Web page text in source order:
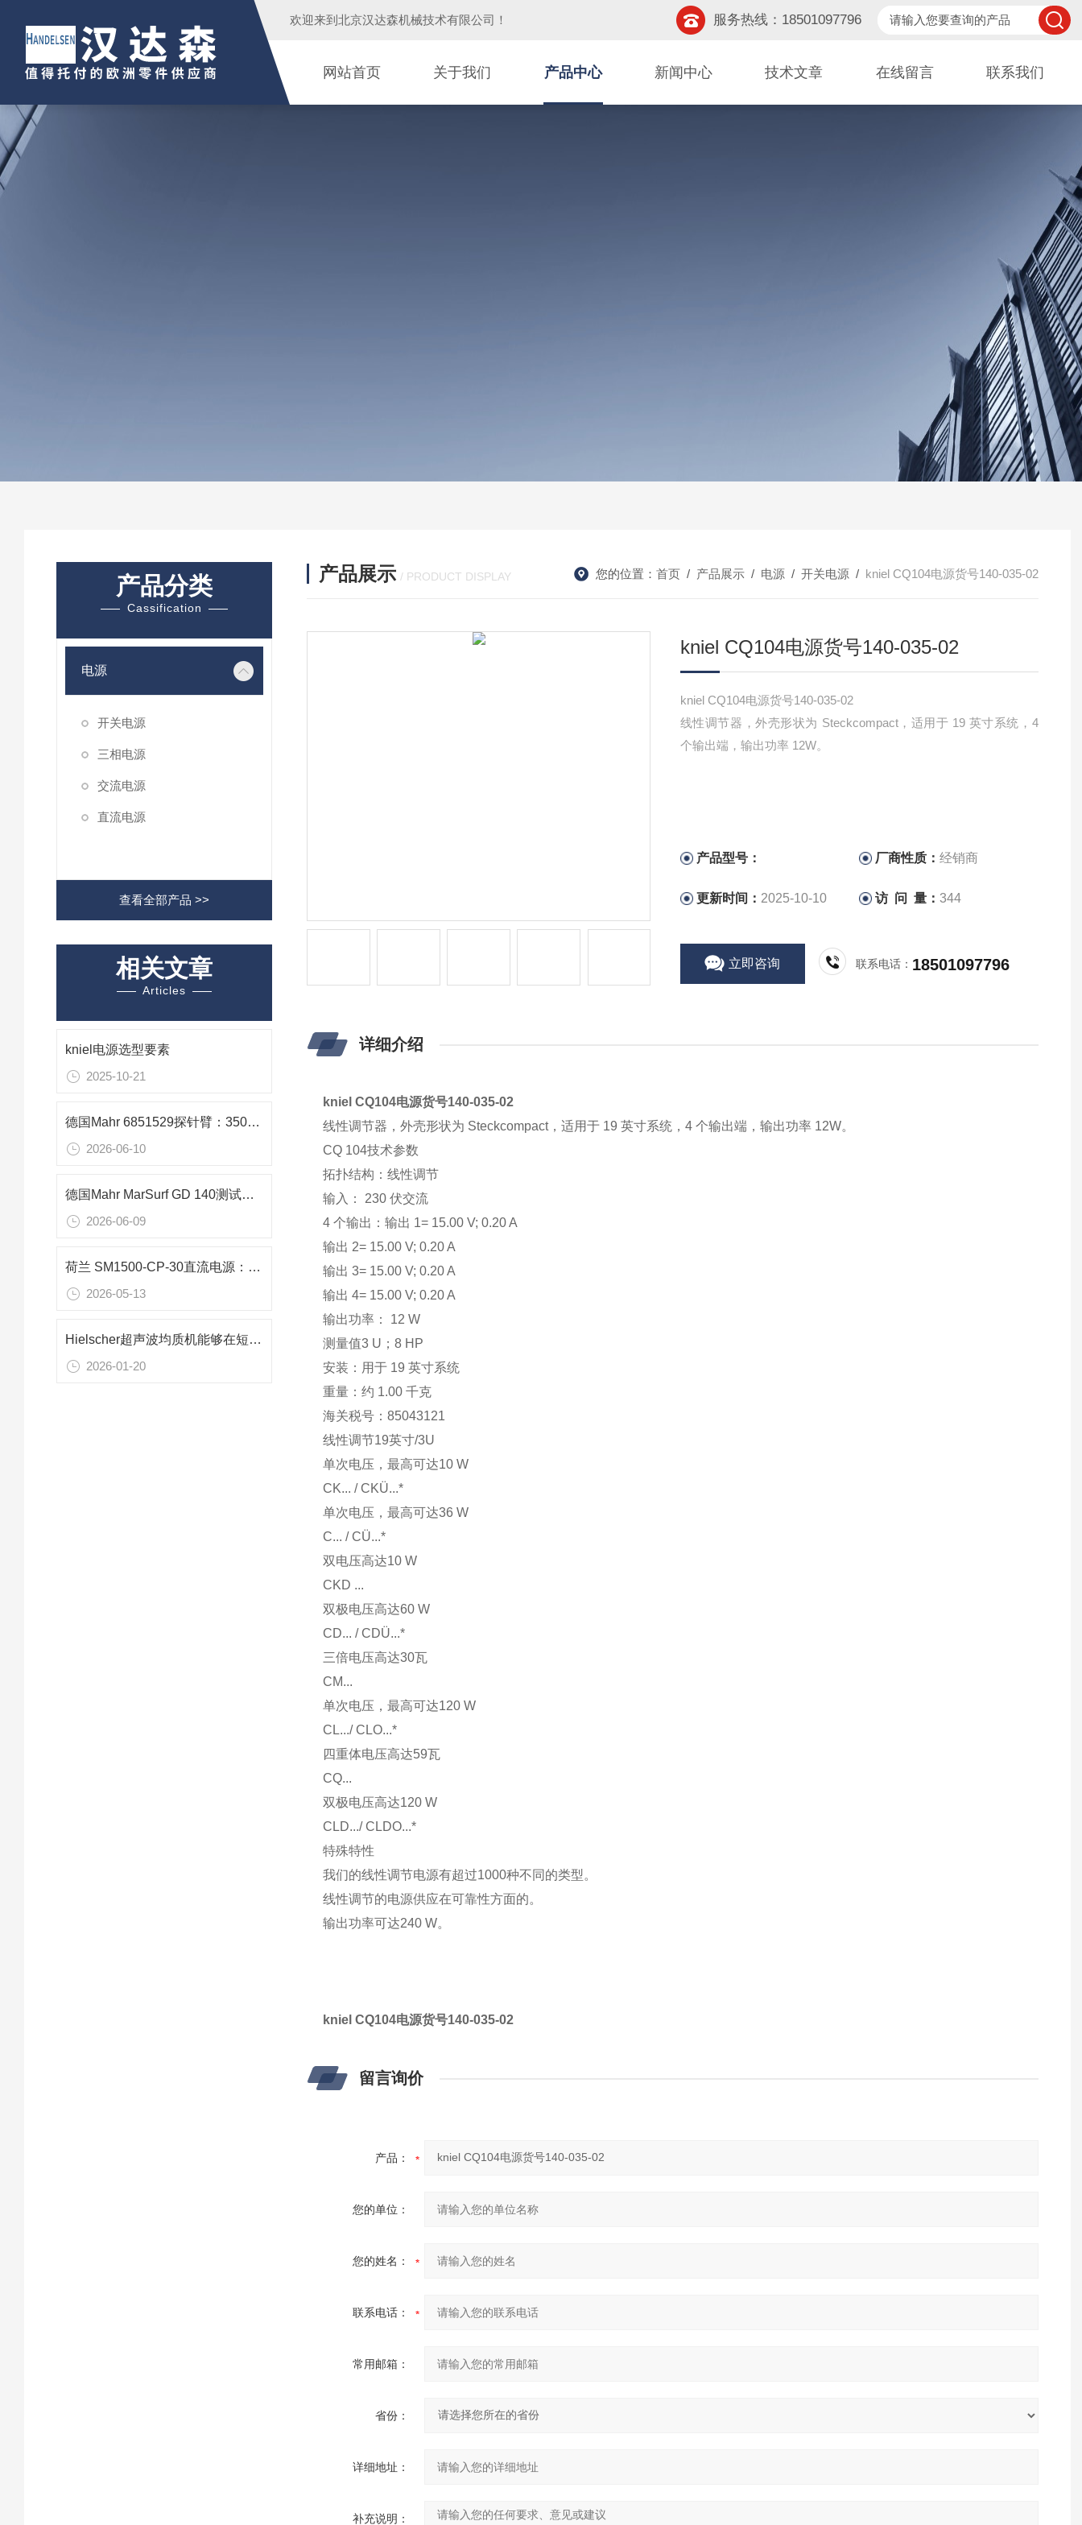
欢迎来到 北京汉达森机械技术有限公司 ！ 服务热线：18501097796
网站首页 关于我们 产品中心 新闻中心 技术文章 在线留言 联系我们
产品分类
Cassification
电源
开关电源
三相电源
交流电源
直流电源
查看全部产品 >>
相关文章
Articles
kniel电源选型要素
2025-10-21
德国Mahr 6851529探针臂：350mm长行程深腔测量专用精密组件
2026-06-10
德国Mahr MarSurf GD 140测试仪：粗糙度、波纹度与P型剖面精密测量解决方案
2026-06-09
荷兰 SM1500-CP-30直流电源：高性价比高压储能测试解决方案
2026-05-13
Hielscher超声波均质机能够在短时间内处理大量样品
2026-01-20
产品展示 / PRODUCT DISPLAY 您的位置： 首页 / 产品展示 / 电源 / 开关电源 / kniel CQ104电源货号140-035-02
kniel CQ104电源货号140-035-02
kniel CQ104电源货号140-035-02
线性调节器，外壳形状为 Steckcompact，适用于 19 英寸系统，4
个输出端，输出功率 12W。
产品型号： 厂商性质：经销商
更新时间： 2025-10-10 访 问 量：344
立即咨询 联系电话： 18501097796
详细介绍
kniel CQ104电源货号140-035-02
线性调节器，外壳形状为 Steckcompact，适用于 19 英寸系统，4 个输出端，输出功率 12W。
CQ 104技术参数
拓扑结构：线性调节
输入： 230 伏交流
4 个输出：输出 1= 15.00 V; 0.20 A
输出 2= 15.00 V; 0.20 A
输出 3= 15.00 V; 0.20 A
输出 4= 15.00 V; 0.20 A
输出功率： 12 W
测量值3 U；8 HP
安装：用于 19 英寸系统
重量：约 1.00 千克
海关税号：85043121
线性调节19英寸/3U
单次电压，最高可达10 W
CK... / CKÜ...*
单次电压，最高可达36 W
C... / CÜ...*
双电压高达10 W
CKD ...
双极电压高达60 W
CD... / CDÜ...*
三倍电压高达30瓦
CM...
单次电压，最高可达120 W
CL.../ CLO...*
四重体电压高达59瓦
CQ...
双极电压高达120 W
CLD.../ CLDO...*
特殊特性
我们的线性调节电源有超过1000种不同的类型。
线性调节的电源供应在可靠性方面的。
输出功率可达240 W。
kniel CQ104电源货号140-035-02
留言询价
产品：
您的单位：
您的姓名：
联系电话：
常用邮箱：
省份：
详细地址：
补充说明：